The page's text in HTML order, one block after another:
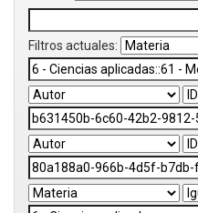
Filtros actuales: